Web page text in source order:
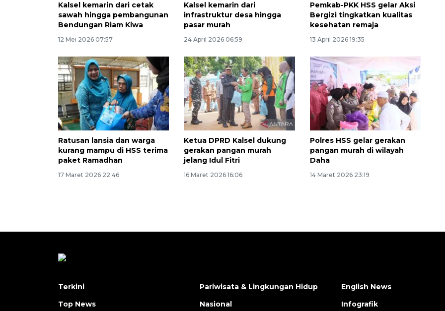
Kalsel kemarin dari cetak
sawah hingga pembangunan
Bendungan Riam Kiwa
12 Mei 2026 07:57
Kalsel kemarin dari
infrastruktur desa hingga
pasar murah
24 April 2026 06:59
Pemkab-PKK HSS gelar Aksi
Bergizi tingkatkan kualitas
kesehatan remaja
13 April 2026 19:35
Ratusan lansia dan warga
kurang mampu di HSS terima
paket Ramadhan
17 Maret 2026 22:46
Ketua DPRD Kalsel dukung
gerakan pangan murah
jelang Idul Fitri
16 Maret 2026 16:06
Polres HSS gelar gerakan
pangan murah di wilayah
Daha
14 Maret 2026 23:19
2026-08-05 18:00:00
Terkini
Top News
Pariwisata & Lingkungan Hidup
Nasional
English News
Infografik